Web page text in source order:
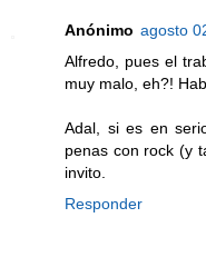
Anónimo agosto
Alfredo, pues el
muy malo, eh?!
Adal, si es en
penas con rock (y
invito.
Responder